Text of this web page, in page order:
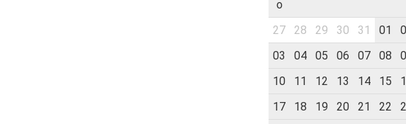
o
27 28 29 30 31 01
03
04 05 06 07 08
10
11 12 13 14 15
17
18 19 20 21 22